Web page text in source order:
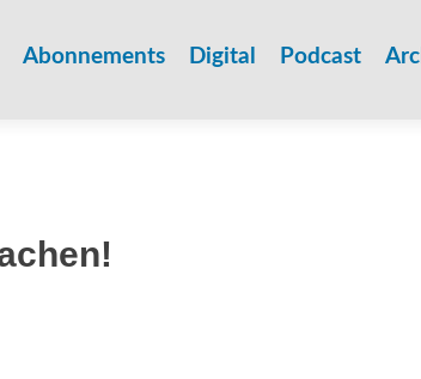
Abonnements Digital Podcast